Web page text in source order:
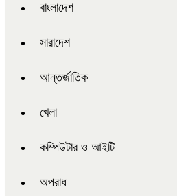
বাংলাদেশ
সারাদেশ
আন্তর্জাতিক
খেলা
কম্পিউটার ও আইটি
অপরাধ